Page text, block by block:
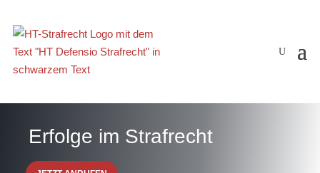
Erfolge im Strafrecht